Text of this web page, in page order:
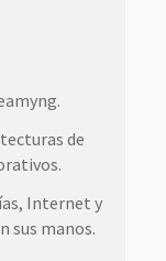
de
Internet y
sus manos.